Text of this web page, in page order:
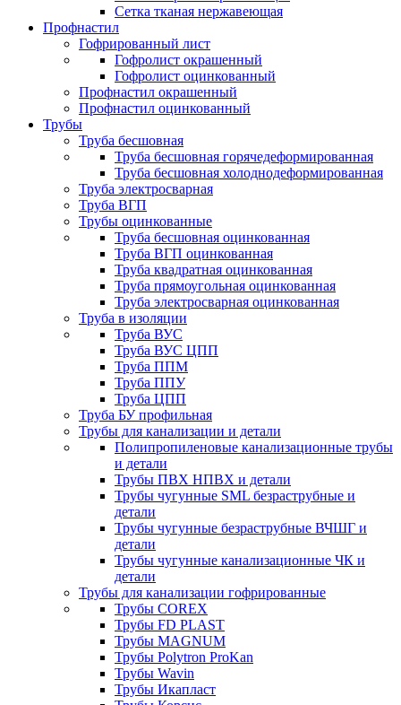
Сетка тканая нержавеющая
Профнастил
Гофрированный лист
Гофролист окрашенный
Гофролист оцинкованный
Профнастил окрашенный
Профнастил оцинкованный
Трубы
Труба бесшовная
Труба бесшовная горячедеформированная
Труба бесшовная холоднодеформированная
Труба электросварная
Труба ВГП
Трубы оцинкованные
Труба бесшовная оцинкованная
Труба ВГП оцинкованная
Труба квадратная оцинкованная
Труба прямоугольная оцинкованная
Труба электросварная оцинкованная
Труба в изоляции
Труба ВУС
Труба ВУС ЦПП
Труба ППМ
Труба ППУ
Труба ЦПП
Труба БУ профильная
Трубы для канализации и детали
Полипропиленовые канализационные трубы
и детали
Трубы ПВХ НПВХ и детали
Трубы чугунные SML безраструбные и
детали
Трубы чугунные безраструбные ВЧШГ и
детали
Трубы чугунные канализационные ЧК и
детали
Трубы для канализации гофрированные
Трубы COREX
Трубы FD PLAST
Трубы MAGNUM
Трубы Polytron ProKan
Трубы Wavin
Трубы Икапласт